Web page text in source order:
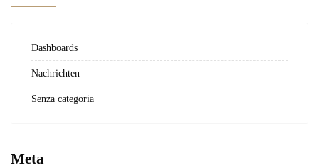
Dashboards
Nachrichten
Senza categoria
Meta